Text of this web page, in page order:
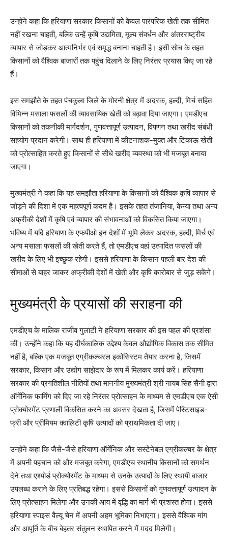
उन्होंने कहा कि हरियाणा सरकार किसानों को केवल पारंपरिक खेती तक सीमित
नहीं रखना चाहती, बल्कि उन्हें कृषि उद्यमिता, मूल्य संवर्धन और अंतरराष्ट्रीय
व्यापार से जोड़कर आत्मनिर्भर एवं समृद्ध बनाना चाहती है। इसी सोच के तहत
किसानों को वैश्विक बाजारों तक पहुंच दिलाने के लिए निरंतर प्रयास किए जा रहे
हैं।
इस समझौते के तहत पंचकूला जिले के मोरनी क्षेत्र में अदरक, हल्दी, मिर्च सहित
विभिन्न मसाला फसलों की व्यावसायिक खेती को बढ़ावा दिया जाएगा। एमडीएच
किसानों को तकनीकी मार्गदर्शन, गुणवत्तापूर्ण उत्पादन, विपणन तथा खरीद संबंधी
सहयोग प्रदान करेगी। साथ ही हरियाणा में कीटनाशक-मुक्त और टिकाऊ खेती
को प्रोत्साहित करते हुए किसानों से सीधे खरीद व्यवस्था को भी मजबूत बनाया
जाएगा।
मुख्यमंत्री ने कहा कि यह समझौता हरियाणा के किसानों को वैश्विक कृषि व्यापार से
जोड़ने की दिशा में एक महत्वपूर्ण कदम है। इसके तहत तंजानिया, केन्या तथा अन्य
अफ्रीकी देशों में कृषि एवं व्यापार की संभावनाओं को विकसित किया जाएगा।
भविष्य में यदि हरियाणा के एफपीओ इन देशों में भूमि लेकर अदरक, हल्दी, मिर्च एवं
अन्य मसाला फसलों की खेती करते हैं, तो एमडीएच वहां उत्पादित फसलों की
खरीद के लिए भी इच्छुक रहेगी। इससे हरियाणा के किसान पहली बार देश की
सीमाओं से बाहर जाकर अफ्रीकी देशों में खेती और कृषि कारोबार से जुड़ सकेंगे।
मुख्यमंत्री के प्रयासों की सराहना की
एमडीएच के मालिक राजीव गुलाटी ने हरियाणा सरकार की इस पहल की प्रशंसा
की। उन्होंने कहा कि यह दीर्घकालिक उद्देश्य केवल औद्योगिक विकास तक सीमित
नहीं है, बल्कि एक मजबूत एग्रीकल्चरल इकोसिस्टम तैयार करना है, जिसमें
सरकार, किसान और उद्योग साझेदार के रूप में मिलकर कार्य करें। हरियाणा
सरकार की प्रगतिशील नीतियों तथा माननीय मुख्यमंत्री श्री नायब सिंह सैनी द्वारा
ऑर्गेनिक फार्मिंग को दिए जा रहे निरंतर प्रोत्साहन के माध्यम से एमडीएच एक ऐसी
प्रोक्योरमेंट प्रणाली विकसित करने का अवसर देखता है, जिसमें पेस्टिसाइड-
फ्री और प्रीमियम क्वालिटी कृषि उत्पादों को प्राथमिकता दी जाए।
उन्होंने कहा कि जैसे-जैसे हरियाणा ऑर्गेनिक और सस्टेनेबल एग्रीकल्चर के क्षेत्र
में अपनी पहचान को और मजबूत करेगा, एमडीएच स्थानीय किसानों को समर्थन
देने तथा एश्योर्ड प्रोक्योरमेंट के माध्यम से उनके उत्पादों के लिए स्थायी बाजार
उपलब्ध कराने के लिए प्रतिबद्ध रहेगा। इससे किसानों को गुणवत्तापूर्ण उत्पादन के
लिए प्रोत्साहन मिलेगा और उनकी आय में वृद्धि का मार्ग भी प्रशस्त होगा। इससे
हरियाणा स्पाइस वैल्यू चेन में अपनी अहम भूमिका निभाएगा। इससे वैश्विक मांग
और आपूर्ति के बीच बेहतर संतुलन स्थापित करने में मदद मिलेगी।